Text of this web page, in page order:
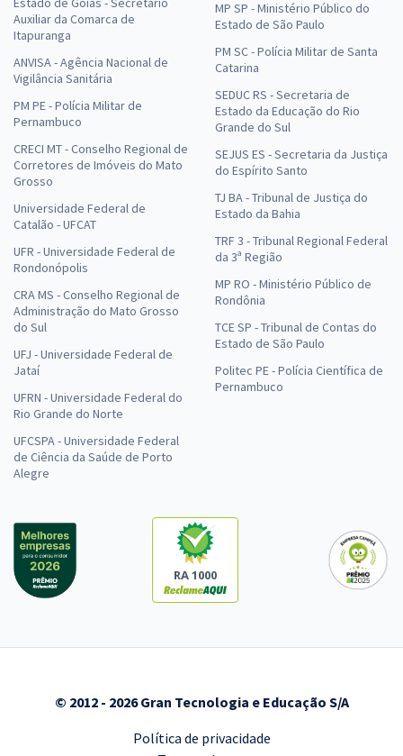
Auxiliar da Comarca de
Itapuranga
ANVISA - Agência Nacional de
Vigilância Sanitária
PM PE - Polícia Militar de
Pernambuco
CRECI MT - Conselho Regional de
Corretores de Imóveis do Mato
Grosso
Universidade Federal de
Catalão - UFCAT
UFR - Universidade Federal de
Rondonópolis
CRA MS - Conselho Regional de
Administração do Mato Grosso
do Sul
UFJ - Universidade Federal de
Jataí
UFRN - Universidade Federal do
Rio Grande do Norte
UFCSPA - Universidade Federal
de Ciência da Saúde de Porto
Alegre
MP SP - Ministério Público do
Estado de São Paulo
PM SC - Polícia Militar de Santa
Catarina
SEDUC RS - Secretaria de
Estado da Educação do Rio
Grande do Sul
SEJUS ES - Secretaria da Justiça
do Espírito Santo
TJ BA - Tribunal de Justiça do
Estado da Bahia
TRF 3 - Tribunal Regional Federal
da 3ª Região
MP RO - Ministério Público de
Rondônia
TCE SP - Tribunal de Contas do
Estado de São Paulo
Politec PE - Polícia Científica de
Pernambuco
RA 1000
© 2012 - 2026 Gran Tecnologia e Educação S/A
Política de privacidade